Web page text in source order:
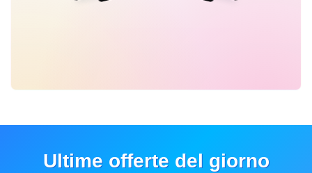
Ultime offerte del giorno